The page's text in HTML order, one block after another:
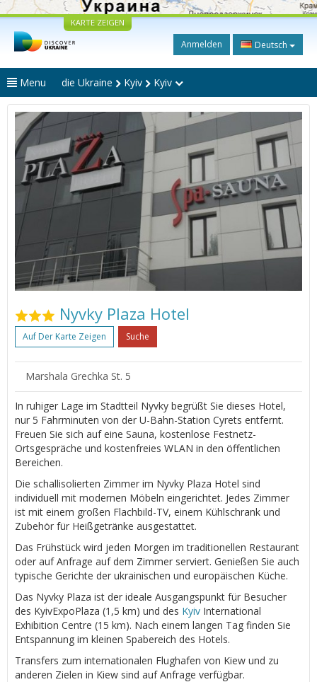
KARTE ZEIGEN
Anmelden Deutsch
Menu die Ukraine Kyiv Kyiv
Nyvky Plaza Hotel
Auf Der Karte Zeigen Suche
Marshala Grechka St. 5
In ruhiger Lage im Stadtteil Nyvky begrüßt Sie dieses Hotel,
nur 5 Fahrminuten von der U-Bahn-Station Cyrets entfernt.
Freuen Sie sich auf eine Sauna, kostenlose Festnetz-
Ortsgespräche und kostenfreies WLAN in den öffentlichen
Bereichen.
Die schallisolierten Zimmer im Nyvky Plaza Hotel sind
individuell mit modernen Möbeln eingerichtet. Jedes Zimmer
ist mit einem großen Flachbild-TV, einem Kühlschrank und
Zubehör für Heißgetränke ausgestattet.
Das Frühstück wird jeden Morgen im traditionellen Restaurant
oder auf Anfrage auf dem Zimmer serviert. Genießen Sie auch
typische Gerichte der ukrainischen und europäischen Küche.
Das Nyvky Plaza ist der ideale Ausgangspunkt für Besucher
des KyivExpoPlaza (1,5 km) und des Kyiv International
Exhibition Centre (15 km). Nach einem langen Tag finden Sie
Entspannung im kleinen Spabereich des Hotels.
Transfers zum internationalen Flughafen von Kiew und zu
anderen Zielen in Kiew sind auf Anfrage verfügbar.